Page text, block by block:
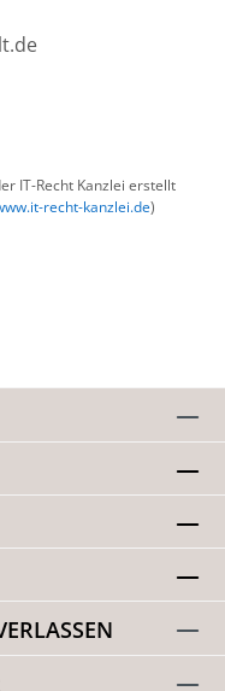
IT-Recht Kanzlei erstellt
recht-kanzlei.de)